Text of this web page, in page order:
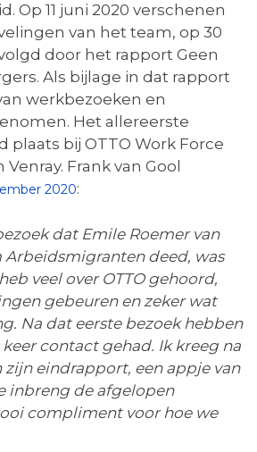
Op 11 juni 2020 verschenen
van het team, op 30
door het rapport Geen
Als bijlage in dat rapport
werkbezoeken en
Het allereerste
plaats bij OTTO Work Force
Frank van Gool
2020:
dat Emile Roemer van
Arbeidsmigranten deed, was
veel over OTTO gehoord,
gebeuren en zeker wat
Na dat eerste bezoek hebben
keer contact gehad. Ik kreeg na
eindrapport, een appje van
inbreng de afgelopen
compliment voor hoe we